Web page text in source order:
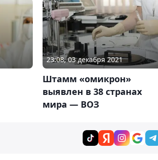
23:08, 03 декабря 2021
Штамм «омикрон»
выявлен в 38 странах
мира — ВОЗ